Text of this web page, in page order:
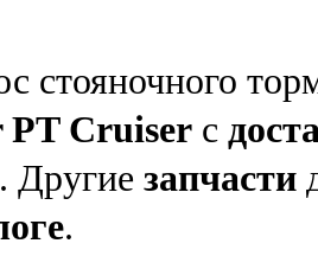
стояночного
PT Cruiser с
Другие запчасти
.